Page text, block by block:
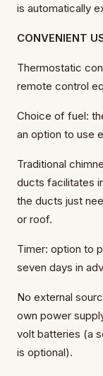
is automatically
CONVENIENT
Thermostatic
remote control
Choice of fuel:
an option to use
Traditional
ducts facilitates
the ducts just
or roof.
Timer: option to
seven days in
No external
own power
volt batteries (a
is optional).